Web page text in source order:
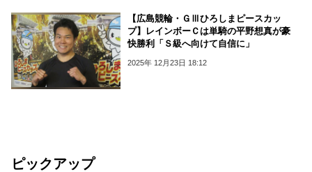
【広島競輪・ＧⅢひろしまピースカッ
プ】レインボーＣは単騎の平野想真が豪
快勝利「Ｓ級へ向けて自信に」
2025年 12月23日 18:12
ピックアップ